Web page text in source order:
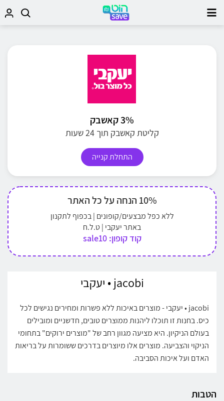
3% קאשבק
קליטת קאשבק תוך 24 שעות
התחלת קנייה
10% הנחה על כל האתר
ללא כפל מבצעים/קופונים | בכפוף לתקנון
באתר יעקבי | ט.ל.ח
קוד קופון: sale10
jacobi • יעקבי
jacobi • יעקבי - מוצרים באיכות ללא פשרות ומחירים נגישים לכל
כיס. בחנות זו תוכלו ליהנות ממוצרים טובים, חדשניים ומובילים
בעולם הניקיון. היא מציעה מגוון רחב של "מוצרים ירוקים" בתחומי
הניקוי והצביעה. מוצרים אלו מיוצרים בדרכים ששומרות על בריאות
האדם ועל איכות הסביבה.
הטבות